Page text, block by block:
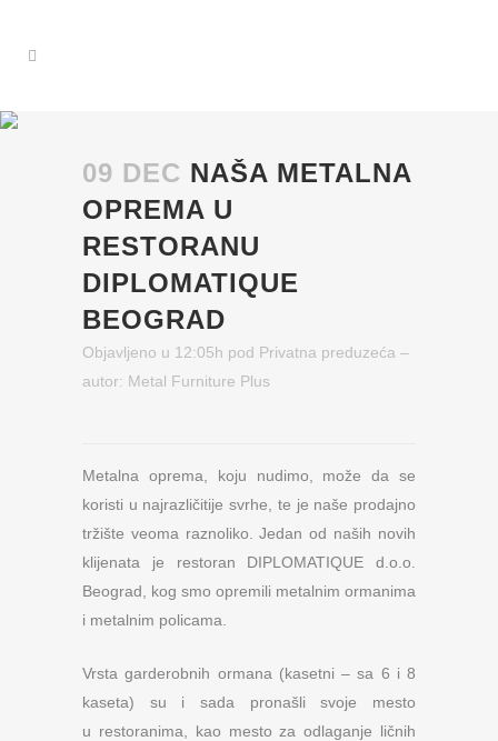
09 DEC NAŠA METALNA
OPREMA U
RESTORANU
DIPLOMATIQUE
BEOGRAD
Objavljeno u 12:05h pod Privatna preduzeća –
autor: Metal Furniture Plus
Metalna oprema, koju nudimo, može da se
koristi u najrazličitije svrhe, te je naše prodajno
tržište veoma raznoliko. Jedan od naših novih
klijenata je restoran DIPLOMATIQUE d.o.o.
Beograd, kog smo opremili metalnim ormanima
i metalnim policama.
Vrsta garderobnih ormana (kasetni – sa 6 i 8
kaseta) su i sada pronašli svoje mesto
u restoranima, kao mesto za odlaganje ličnih